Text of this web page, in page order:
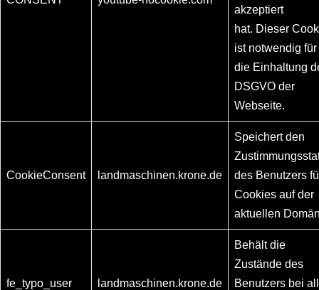
akzeptiert
hat. Dieser
ist notwendig für
die Einhaltung
DSGVO der
Webseite.
CookieConsent landmaschinen.krone.de
Speichert den
des Benutzers
Cookies auf der
aktuellen
fe_typo_user landmaschinen.krone.de
Behält die
Zustände des
Benutzers bei